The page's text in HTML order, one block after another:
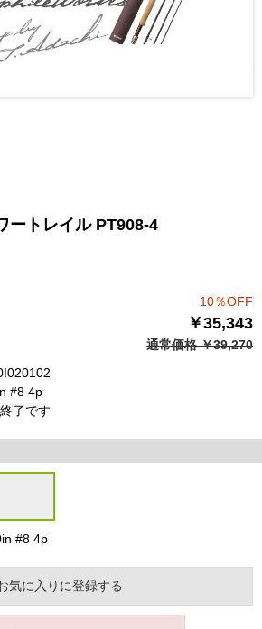
ートレイル PT908-4
10％OFF
￥35,343
通常価格 ￥39,270
#8 4p
了です
#8 4p
気に入りに登録する